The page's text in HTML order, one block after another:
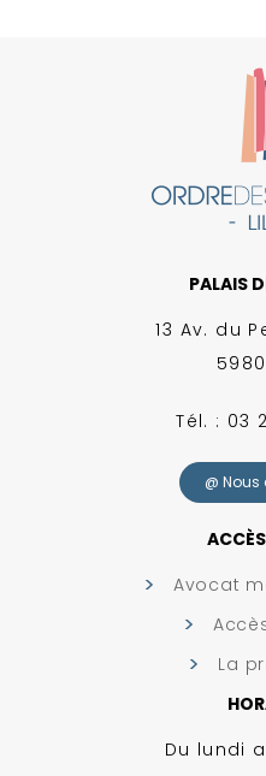
PALAIS
13 Av. du
Tél. : 03
@
Avocat
La
Du lundi